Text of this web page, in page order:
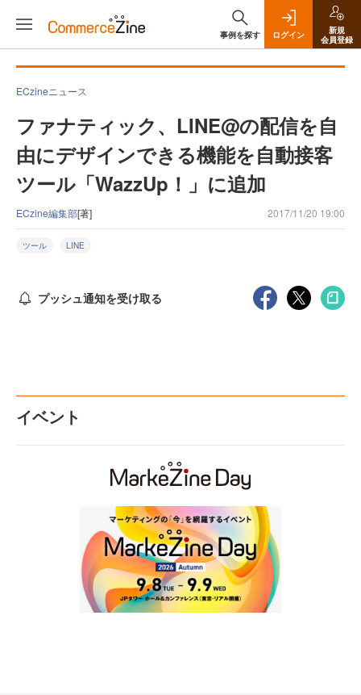
事例を探す ログイン
新規
会員登録
ECzineニュース
ファナティック、LINE@の配信を自
由にデザインできる機能を自動接客
ツール「WazzUp！」に追加
ECzine編集部[著] 2017/11/20 19:00
ツール LINE
プッシュ通知を受け取る
イベント